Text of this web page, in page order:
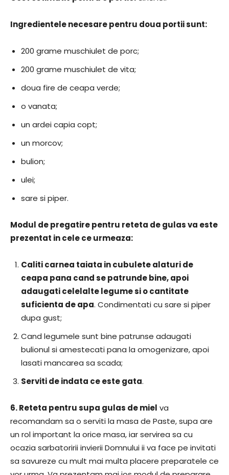
Ingredientele necesare pentru doua portii sunt:
200 grame muschiulet de porc;
200 grame muschiulet de vita;
doua fire de ceapa verde;
o vanata;
un ardei capia copt;
un morcov;
bulion;
ulei;
sare si piper.
Modul de pregatire pentru reteta de gulas va este
prezentat in cele ce urmeaza:
Caliti carnea taiata in cubulete alaturi de
ceapa pana cand se patrunde bine, apoi
adaugati celelalte legume si o cantitate
suficienta de apa. Condimentati cu sare si piper
dupa gust;
Cand legumele sunt bine patrunse adaugati
bulionul si amestecati pana la omogenizare, apoi
lasati mancarea sa scada;
Serviti de indata ce este gata.
6.Reteta pentru supa gulas de miel va
recomandam sa o serviti la masa de Paste, supa are
un rol important la orice masa, iar servirea sa cu
ocazia sarbatoririi invierii Domnului ii va face pe invitati
sa savureze cu mult mai multa placere preparatele ce